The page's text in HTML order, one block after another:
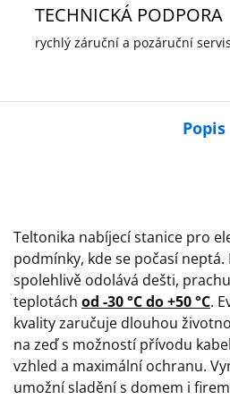
TECHNICKÁ PODPORA
rychlý záruční a pozáruční servis
Popis
Teltonika nabíjecí stanice pro
podmínky, kde se počasí
spolehlivě odolává dešti,
teplotách od -30 °C do +50 °C.
kvality zaručuje dlouhou
na zeď s možností přívodu
vzhled a maximální ochranu.
umožní sladění s domem i